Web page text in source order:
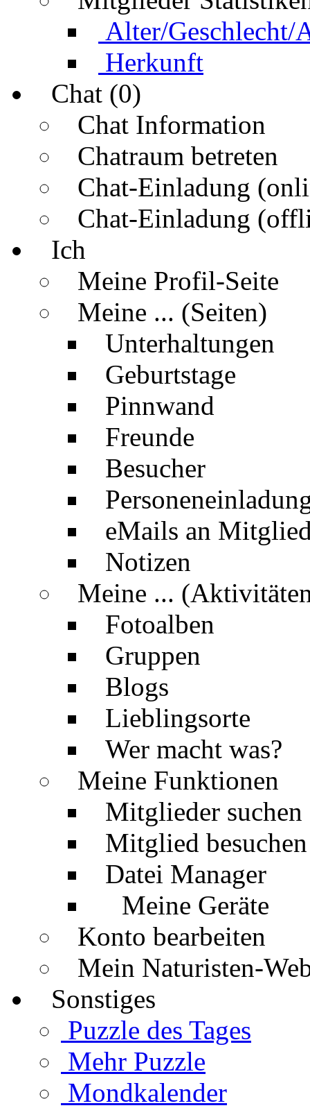
Alter/Geschlecht/
Herkunft
Chat (0)
Chat Information
Chatraum betreten
Chat-Einladung
Chat-Einladung
Ich
Meine Profil-Seite
Meine ... (Seiten)
Unterhaltungen
Geburtstage
Pinnwand
Freunde
Besucher
eMails an
Notizen
Meine ...
Fotoalben
Gruppen
Blogs
Lieblingsorte
Wer macht was?
Meine Funktionen
Mitglieder suchen
Mitglied besuchen
Datei Manager
Meine Geräte
Konto bearbeiten
Mein Naturisten-
Sonstiges
Puzzle des Tages
Mehr Puzzle
Mondkalender